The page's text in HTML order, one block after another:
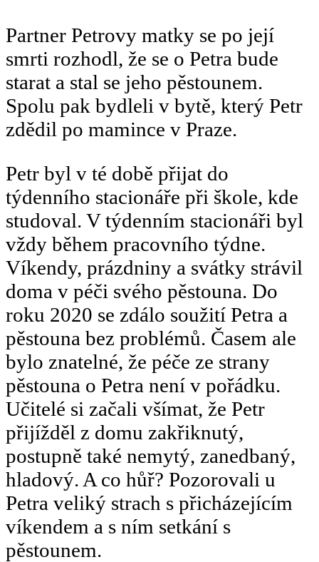
Partner Petrovy matky se po její
smrti rozhodl, že se o Petra bude
starat a stal se jeho pěstounem.
Spolu pak bydleli v bytě, který Petr
zdědil po mamince v Praze.
Petr byl v té době přijat do
týdenního stacionáře při škole, kde
studoval. V týdenním stacionáři byl
vždy během pracovního týdne.
Víkendy, prázdniny a svátky strávil
doma v péči svého pěstouna. Do
roku 2020 se zdálo soužití Petra a
pěstouna bez problémů. Časem ale
bylo znatelné, že péče ze strany
pěstouna o Petra není v pořádku.
Učitelé si začali všímat, že Petr
přijížděl z domu zakřiknutý,
postupně také nemytý, zanedbaný,
hladový. A co hůř? Pozorovali u
Petra veliký strach s přicházejícím
víkendem a s ním setkání s
pěstounem.